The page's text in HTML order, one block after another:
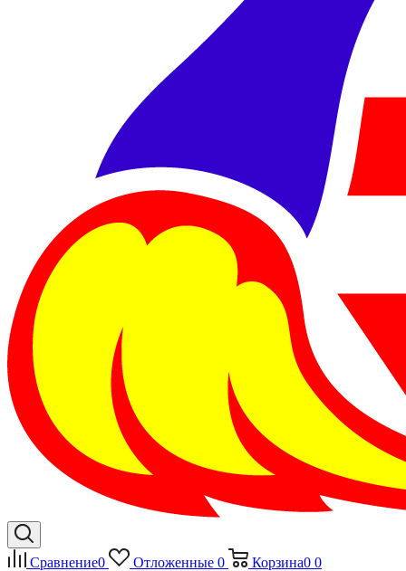
Сравнение0 Отложенные 0 Корзина0 0